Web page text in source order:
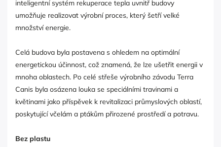
inteligentní systém rekuperace tepla uvnitř budovy
umožňuje realizovat výrobní proces, který šetří velké
množství energie.
Celá budova byla postavena s ohledem na optimální
energetickou účinnost, což znamená, že lze ušetřit energii v
mnoha oblastech. Po celé střeše výrobního závodu Terra
Canis byla osázena louka se speciálními travinami a
květinami jako příspěvek k revitalizaci průmyslových oblastí,
poskytující včelám a ptákům přirozené prostředí a potravu.
Bez plastu